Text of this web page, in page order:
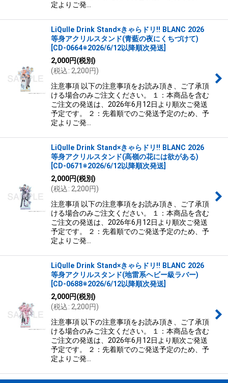
定よりご発…
LiQulle Drink Stand×きゃらドリ!! BLANC 2026
等身アクリルスタンド(青藍の夜にくちづけて)
CD-0664※2026/6/12以降順次発送
2,000円(税別)
(税込: 2,200円)
注意事項 以下の注意事項をお読み頂き、ご了承頂
ける場合のみご注文ください。 １：本商品を含む
ご注文の発送は、2026年6月12日より順次ご発送
予定です。 ２：先着順でのご発送予定のため、予
定よりご発…
LiQulle Drink Stand×きゃらドリ!! BLANC 2026
等身アクリルスタンド(高嶺の花には欲がある)
CD-0671※2026/6/12以降順次発送
2,000円(税別)
(税込: 2,200円)
注意事項 以下の注意事項をお読み頂き、ご了承頂
ける場合のみご注文ください。 １：本商品を含む
ご注文の発送は、2026年6月12日より順次ご発送
予定です。 ２：先着順でのご発送予定のため、予
定よりご発…
LiQulle Drink Stand×きゃらドリ!! BLANC 2026
等身アクリルスタンド(地雷系ヘビー級ラバー)
CD-0688※2026/6/12以降順次発送
2,000円(税別)
(税込: 2,200円)
注意事項 以下の注意事項をお読み頂き、ご了承頂
ける場合のみご注文ください。 １：本商品を含む
ご注文の発送は、2026年6月12日より順次ご発送
予定です。 ２：先着順でのご発送予定のため、予
定よりご発…